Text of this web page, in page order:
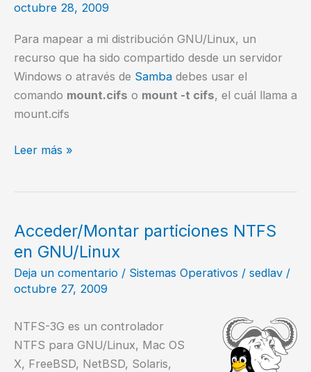
octubre 28, 2009
Para mapear a mi distribución GNU/Linux, un
recurso que ha sido compartido desde un servidor
Windows o através de Samba debes usar el
comando mount.cifs o mount -t cifs, el cuál llama a
mount.cifs
Mapear
red
windows
en
GNU/Linux
Leer más »
Acceder/Montar particiones NTFS
en GNU/Linux
Deja un comentario / Sistemas Operativos / sedlav /
octubre 27, 2009
NTFS-3G es un controlador
NTFS para GNU/Linux, Mac OS
X, FreeBSD, NetBSD, Solaris,